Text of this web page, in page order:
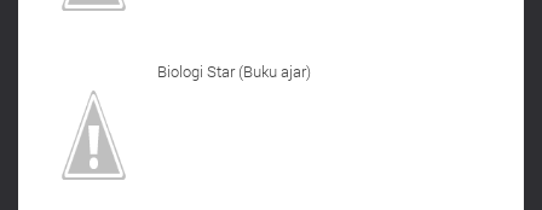
Biologi Star (Buku ajar)